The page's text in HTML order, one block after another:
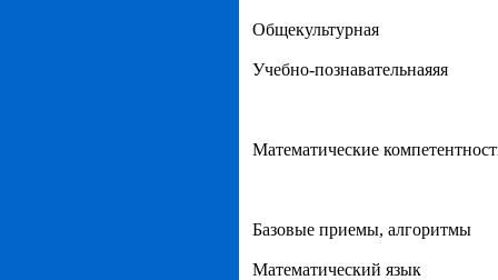
Общекультурная
Учебно-познавательнаяяя
Математические
Базовые приемы, алгоритмы
Математический язык